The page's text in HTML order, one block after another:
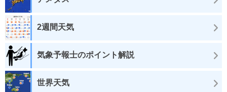
2週間天気
気象予報士のポイント解説
世界天気